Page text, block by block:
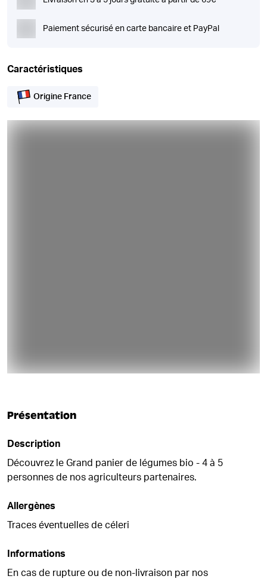
Paiement sécurisé en carte bancaire et PayPal
Caractéristiques
Origine France
Présentation
Description
Découvrez le Grand panier de légumes bio - 4 à 5
personnes de nos agriculteurs partenaires.
Allergènes
Traces éventuelles de céleri
Informations
En cas de rupture ou de non-livraison par nos